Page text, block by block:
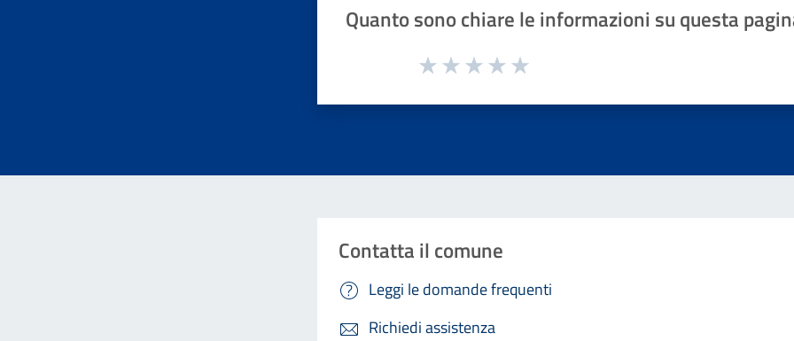
Quanto sono chiare le informazioni su questa
Valuta da 1 a 5 stelle la pagina
Contatta il comune
Leggi le domande frequenti
Richiedi assistenza